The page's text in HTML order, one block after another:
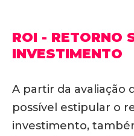
ROI - RETORNO
INVESTIMENTO
A partir da avaliação
possível estipular o
investimento,